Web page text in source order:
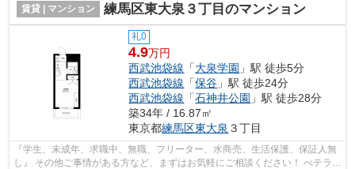
賃貸 | マンション 練馬区東大泉３丁目のマンション
礼0
4.9万円
西武池袋線 「大泉学園 」駅 徒歩5分
西武池袋線 「保谷 」駅 徒歩24分
西武池袋線 「石神井公園 」駅 徒歩28分
築34年 / 16.87㎡
東京都練馬区東大泉 ３丁目
『学生、未成年、求職中、無職、フリーター、水商売、生活保護、保証人無
し』 その他ご事情がある方など、まずはお気軽にご相談ください！ べテラン